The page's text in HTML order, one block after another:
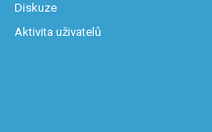
Diskuze
Aktivita uživatelů